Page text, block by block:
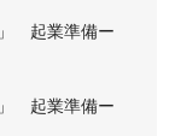
起業準備ー
起業準備ー